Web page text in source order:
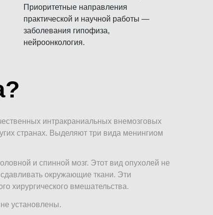
Приоритетные направления
практической и научной работы —
заболевания гипофиза,
нейроонкология.
?
интракраниальных внемозговых
странах. Выделяют три вида менингиом
и спинной мозг. Этот вид опухолей не
окружающие ткани. Эти
хирургического вмешательства.
установлены.